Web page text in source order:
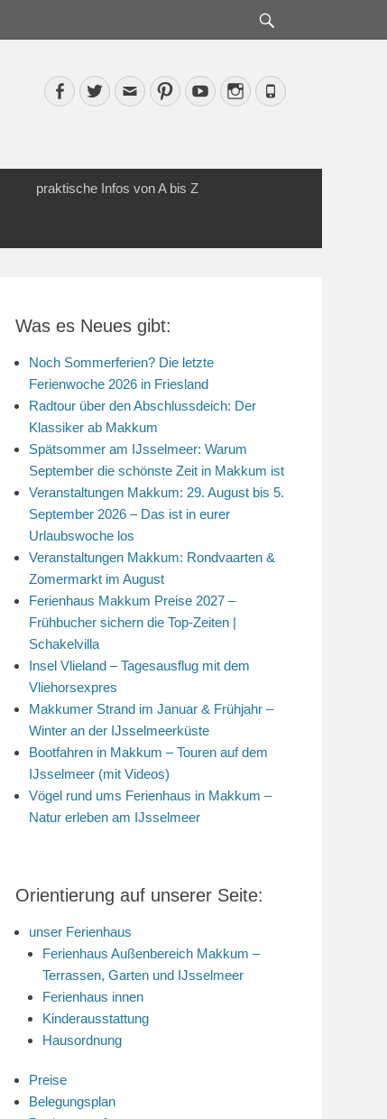
Facebook
TwitterEmailPinterestYouTubeInstagram
Phone
praktische Infos von A bis Z
Was es Neues gibt:
Noch Sommerferien? Die letzte
Ferienwoche 2026 in Friesland
Radtour über den Abschlussdeich: Der
Klassiker ab Makkum
Spätsommer am IJsselmeer: Warum
September die schönste Zeit in Makkum ist
Veranstaltungen Makkum: 29. August bis 5.
September 2026 – Das ist in eurer
Urlaubswoche los
Veranstaltungen Makkum: Rondvaarten &
Zomermarkt im August
Ferienhaus Makkum Preise 2027 –
Frühbucher sichern die Top-Zeiten |
Schakelvilla
Insel Vlieland – Tagesausflug mit dem
Vliehorsexpres
Makkumer Strand im Januar & Frühjahr –
Winter an der IJsselmeerküste
Bootfahren in Makkum – Touren auf dem
IJsselmeer (mit Videos)
Vögel rund ums Ferienhaus in Makkum –
Natur erleben am IJsselmeer
Orientierung auf unserer Seite:
unser Ferienhaus
Ferienhaus Außenbereich Makkum –
Terrassen, Garten und IJsselmeer
Ferienhaus innen
Kinderausstattung
Hausordnung
Preise
Belegungsplan